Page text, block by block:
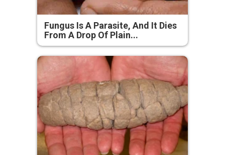
Fungus Is A Parasite, And It Dies
From A Drop Of Plain...